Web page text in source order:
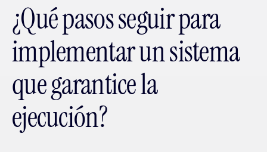
¿Qué pasos seguir para
implementar un sistema
que garantice la
ejecución?